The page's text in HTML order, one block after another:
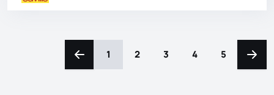
Navegação para a esquerda
1 2 3 4 5